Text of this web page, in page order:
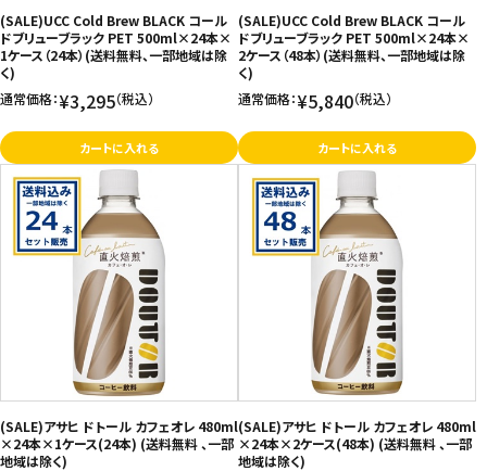
(SALE)UCC Cold Brew BLACK コール
ドブリューブラック PET 500ml×24本×
1ケース（24本）(送料無料、一部地域は除
く)
通常価格：¥3,295（税込）
カートに入れる
(SALE)UCC Cold Brew BLACK コール
ドブリューブラック PET 500ml×24本×
2ケース（48本）(送料無料、一部地域は除
く)
通常価格：¥5,840（税込）
カートに入れる
(SALE)アサヒ ドトール カフェオレ 480ml
×24本×1ケース(24本) (送料無料 、一部
地域は除く)
(SALE)アサヒ ドトール カフェオレ 480ml
×24本×2ケース(48本) (送料無料 、一部
地域は除く)